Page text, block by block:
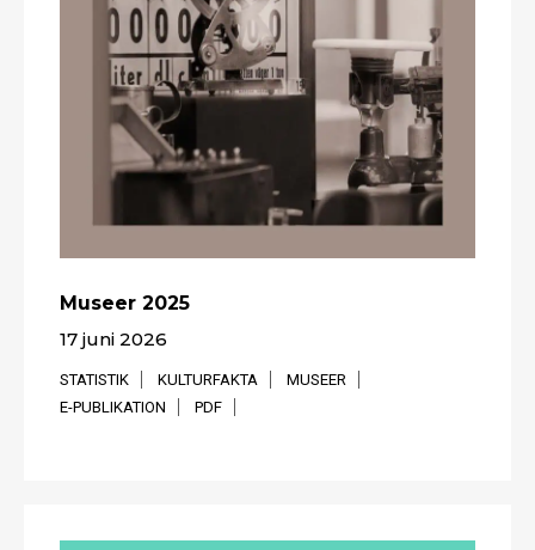
Museer 2025
17 juni 2026
STATISTIK KULTURFAKTA
MUSEER
E-PUBLIKATION
PDF